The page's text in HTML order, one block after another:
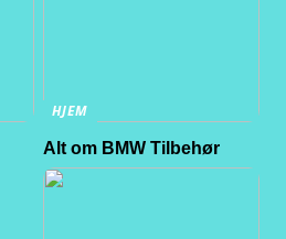
HJEM
Alt om BMW Tilbehør